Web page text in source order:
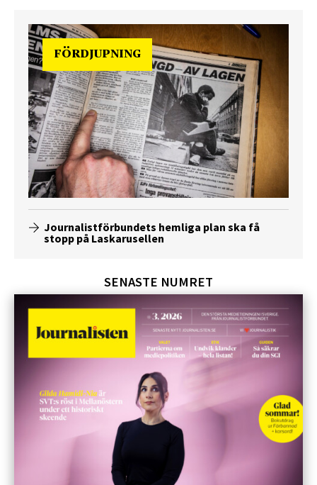
FÖRDJUPNING
Journalistförbundets hemliga plan ska få
stopp på Laskarusellen
SENASTE NUMRET